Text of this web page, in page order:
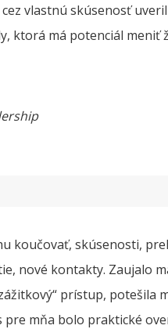
vlastnú skúsenosť
ktorá má potenciál meniť
koučovať, skúsenosti,
nové kontakty. Zaujalo
prístup, potešila
pre mňa bolo praktické